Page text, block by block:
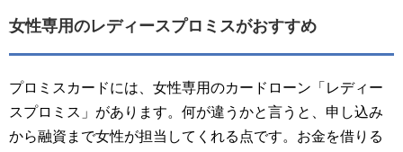
女性専用のレディースプロミスがおすすめ
プロミスカードには、女性専用のカードローン「レディー
スプロミス」があります。何が違うかと言うと、申し込み
から融資まで女性が担当してくれる点です。お金を借りる